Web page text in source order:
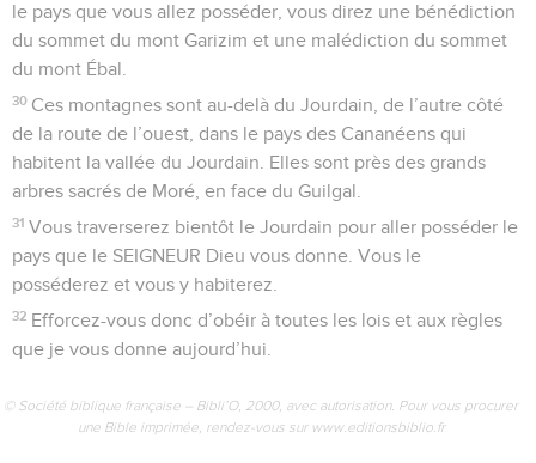
le pays que vous allez posséder, vous direz une bénédiction
du sommet du mont Garizim et une malédiction du sommet
du mont Ébal.
30 Ces montagnes sont au-delà du Jourdain, de l’autre côté
de la route de l’ouest, dans le pays des Cananéens qui
habitent la vallée du Jourdain. Elles sont près des grands
arbres sacrés de Moré, en face du Guilgal.
31 Vous traverserez bientôt le Jourdain pour aller posséder le
pays que le SEIGNEUR Dieu vous donne. Vous le
posséderez et vous y habiterez.
32 Efforcez-vous donc d’obéir à toutes les lois et aux règles
que je vous donne aujourd’hui.
© Société biblique française – Bibli’O, 2000, avec autorisation. Pour vous procurer
une Bible imprimée, rendez-vous sur www.editionsbiblio.fr